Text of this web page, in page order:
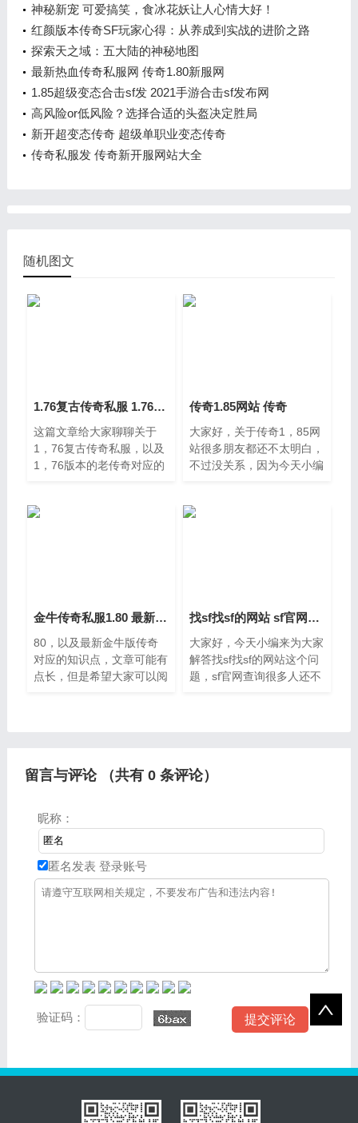
神秘新宠 可爱搞笑，食冰花妖让人心情大好！
红颜版本传奇SF玩家心得：从养成到实战的进阶之路
探索天之域：五大陆的神秘地图
最新热血传奇私服网 传奇1.80新服网
1.85超级变态合击sf发 2021手游合击sf发布网
高风险or低风险？选择合适的头盔决定胜局
新开超变态传奇 超级单职业变态传奇
传奇私服发 传奇新开服网站大全
随机图文
1.76复古传奇私服 1.76版本的老传奇
这篇文章给大家聊聊关于
1，76复古传奇私服，以及
1，76版本的老传奇对应的
一、老版传奇私服推荐76
传奇1.85网站 传奇
大家好，关于传奇1，85网
站很多朋友都还不太明白，
不过没关系，因为今天小编
大家的一些困惑和问题，如
金牛传奇私服1.80 最新金牛版传奇
80，以及最新金牛版传奇
对应的知识点，文章可能有
点长，但是希望大家可以阅
找sf找sf的网站 sf官网查询
大家好，今天小编来为大家
解答找sf找sf的网站这个问
题，sf官网查询很多人还不
留言与评论 （共有 0条评论）
昵称：
匿名发表 登录账号
验证码：